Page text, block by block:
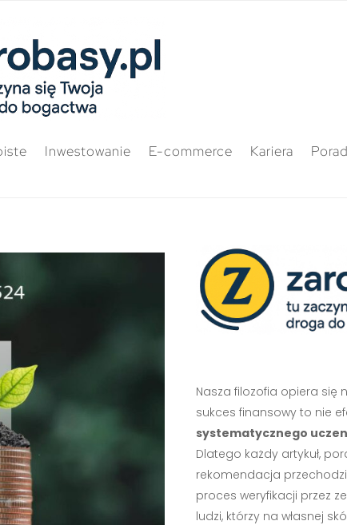
Inwestowanie E-commerce Kariera
Nasza filozofia opiera się
sukces finansowy to nie
systematycznego
Dlatego każdy artykuł,
rekomendacja
proces weryfikacji przez
ludzi, którzy na własnej